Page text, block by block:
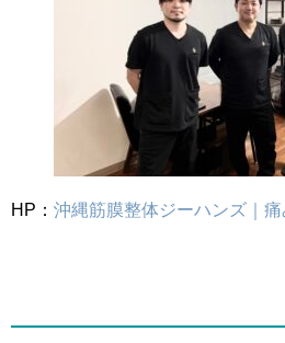
HP： 沖縄筋膜整体ジーハンズ｜